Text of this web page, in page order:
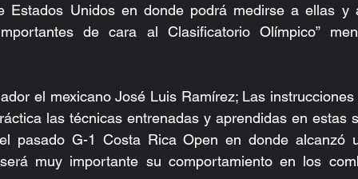
Estados Unidos en donde podrá medirse a ellas y
de cara al Clasificatorio Olímpico”
el mexicano José Luis Ramírez; Las
las técnicas entrenadas y aprendidas en estas
pasado G-1 Costa Rica Open en donde alcanzó
muy importante su comportamiento en los